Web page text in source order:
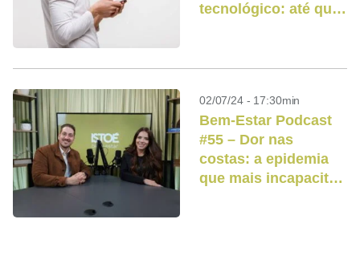
tecnológico: até que
postura?
02/07/24 - 17:30min
Bem-Estar Podcast
#55 – Dor nas
costas: a epidemia
que mais incapacita